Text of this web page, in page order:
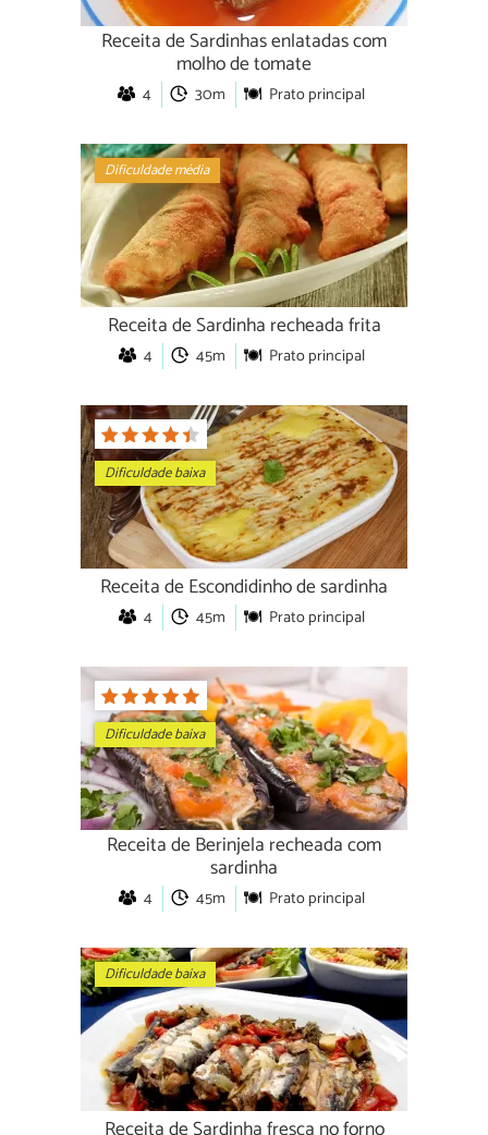
Receita de Sardinhas enlatadas com
molho de tomate
4 30m Prato principal
Dificuldade média
Receita de Sardinha recheada frita
4 45m Prato principal
Dificuldade baixa
Receita de Escondidinho de sardinha
4 45m Prato principal
Dificuldade baixa
Receita de Berinjela recheada com
sardinha
4 45m Prato principal
Dificuldade baixa